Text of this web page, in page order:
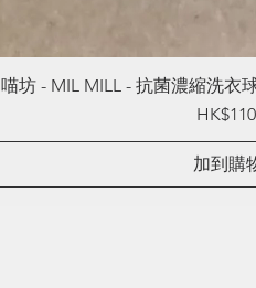
喵坊 - MIL MILL - 抗菌濃縮洗衣
Price
加到購